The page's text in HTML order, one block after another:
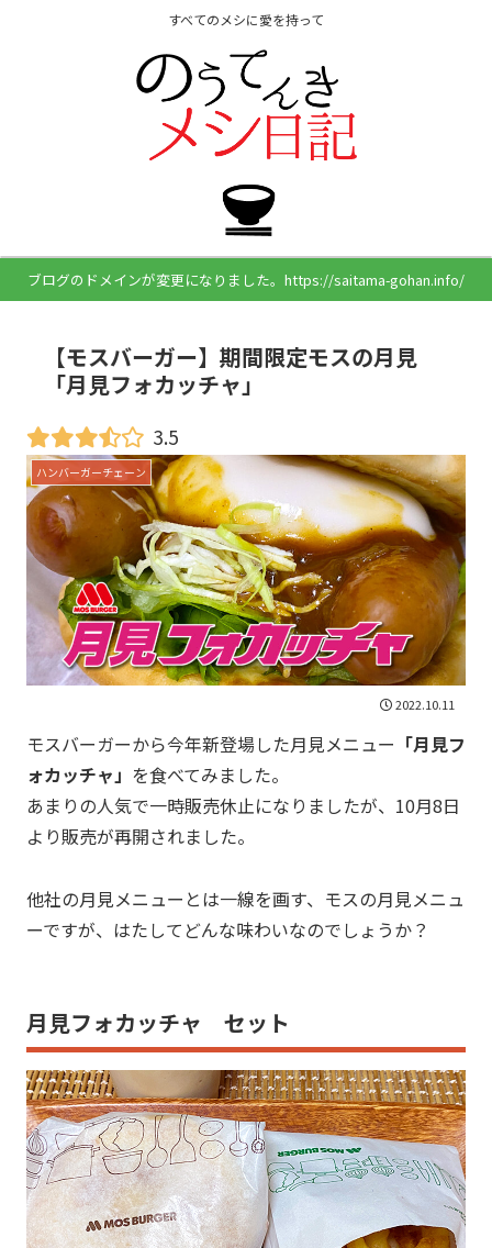
すべてのメシに愛を持って
ブログのドメインが変更になりました。https://saitama-gohan.info/
【モスバーガー】期間限定モスの月見
「月見フォカッチャ」
3.5
ハンバーガーチェーン
2022.10.11
モスバーガーから今年新登場した月見メニュー 「月見フ
ォカッチャ」 を食べてみました。
あまりの人気で一時販売休止になりましたが、10月8日
より販売が再開されました。
他社の月見メニューとは一線を画す、モスの月見メニュ
ーですが、はたしてどんな味わいなのでしょうか？
月見フォカッチャ セット